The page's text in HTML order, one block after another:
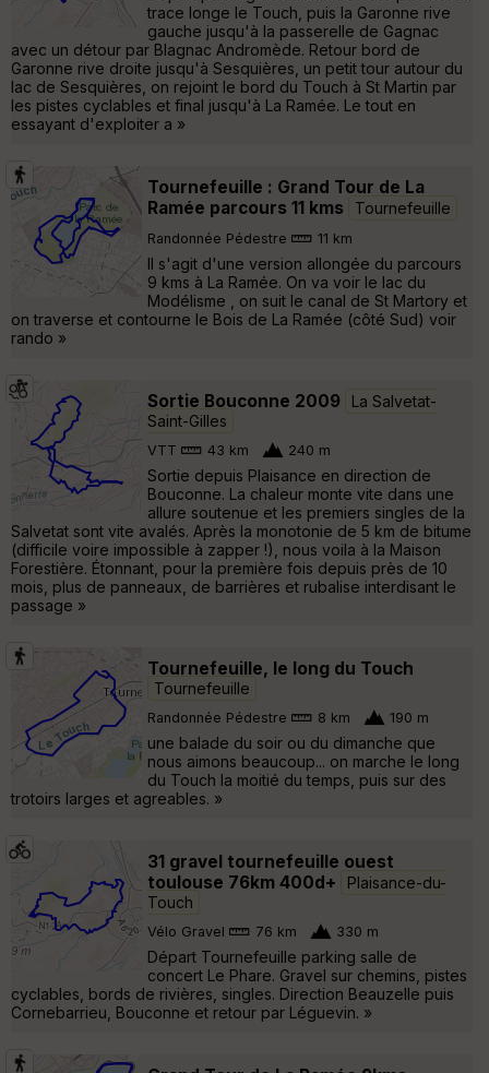
trace longe le Touch, puis la Garonne rive
gauche jusqu'à la passerelle de Gagnac
avec un détour par Blagnac Andromède. Retour bord de
Garonne rive droite jusqu'à Sesquières, un petit tour autour du
lac de Sesquières, on rejoint le bord du Touch à St Martin par
les pistes cyclables et final jusqu'à La Ramée. Le tout en
essayant d'exploiter a »
Tournefeuille : Grand Tour de La
Ramée parcours 11 kms
Tournefeuille
Randonnée Pédestre 11 km
Il s'agit d'une version allongée du parcours
9 kms à La Ramée. On va voir le lac du
Modélisme , on suit le canal de St Martory et
on traverse et contourne le Bois de La Ramée (côté Sud) voir
rando »
Sortie Bouconne 2009
La Salvetat-
Saint-Gilles
VTT 43 km 240 m
Sortie depuis Plaisance en direction de
Bouconne. La chaleur monte vite dans une
allure soutenue et les premiers singles de la
Salvetat sont vite avalés. Après la monotonie de 5 km de bitume
(difficile voire impossible à zapper !), nous voila à la Maison
Forestière. Étonnant, pour la première fois depuis près de 10
mois, plus de panneaux, de barrières et rubalise interdisant le
passage »
Tournefeuille, le long du Touch
Tournefeuille
Randonnée Pédestre 8 km 190 m
une balade du soir ou du dimanche que
nous aimons beaucoup... on marche le long
du Touch la moitié du temps, puis sur des
trotoirs larges et agreables. »
31 gravel tournefeuille ouest
toulouse 76km 400d+
Plaisance-du-
Touch
Vélo Gravel 76 km 330 m
Départ Tournefeuille parking salle de
concert Le Phare. Gravel sur chemins, pistes
cyclables, bords de rivières, singles. Direction Beauzelle puis
Cornebarrieu, Bouconne et retour par Léguevin. »